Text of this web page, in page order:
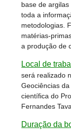
base de
toda a
metodologias.
matérias-
a produção de
Local de
será realizado
Geociências
científica do
Fernandes
Duração da